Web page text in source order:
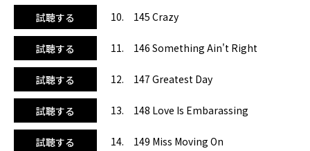
試聴する 10. 145 Crazy
試聴する 11. 146 Something Ain't Right
試聴する 12. 147 Greatest Day
試聴する 13. 148 Love Is Embarassing
試聴する 14. 149 Miss Moving On